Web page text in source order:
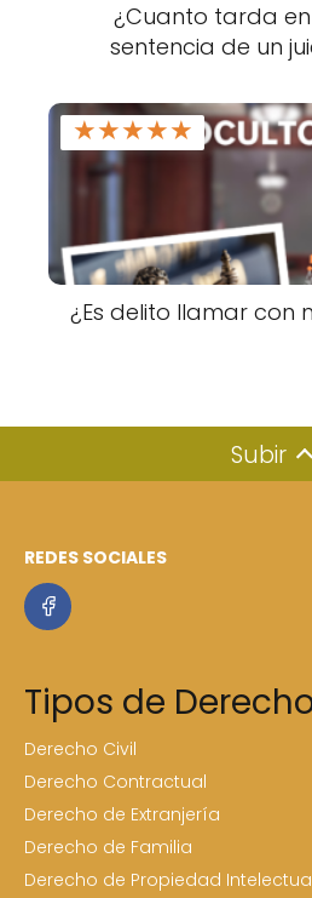
¿Cuanto tarda
sentencia de un
★★★★★
¿Es delito llamar con
Subir
REDES SOCIALES
Tipos de
Derecho Civil
Derecho Contractual
Derecho de Extranjería
Derecho de Familia
Derecho de Propiedad